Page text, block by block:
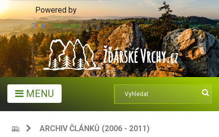
Powered by
Translate
MENU
ARCHIV ČLÁNKŮ (2006 - 2011)